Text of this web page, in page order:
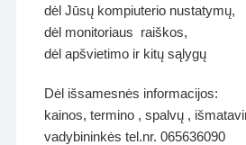
dėl Jūsų kompiuterio nustatymų,
dėl monitoriaus raiškos,
dėl apšvietimo ir kitų sąlygų
Dėl išsamesnės informacijos:
kainos, termino , spalvų ,
vadybininkės tel.nr. 065636090